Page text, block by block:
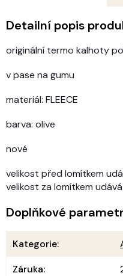
Detailní popis
originální termo kalhoty
v pase na gumu
materiál: FLEECE
barva: olive
nové
velikost před lomítkem
velikost za lomítkem
Doplňkové
Kategorie:
Záruka: